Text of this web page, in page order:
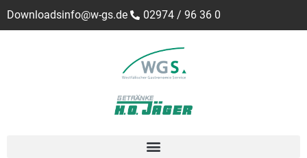
Downloadsinfo@w-gs.de 02974 / 96 36 0